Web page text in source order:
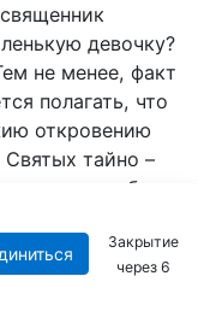
девочку?
не менее, факт
полагать, что
откровению
тайно –
мог бы
был бы
что
то только
незримо
Закрытие
через5